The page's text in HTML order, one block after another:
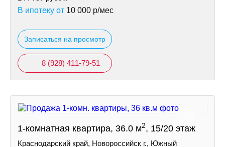
В ипотеку от 10 000 р/мес
Записаться на просмотр
8 (928) 411-79-51
1-комнатная квартира, 36.0 м2, 15/20 этаж
Краснодарский край, Новороссийск г., Южный